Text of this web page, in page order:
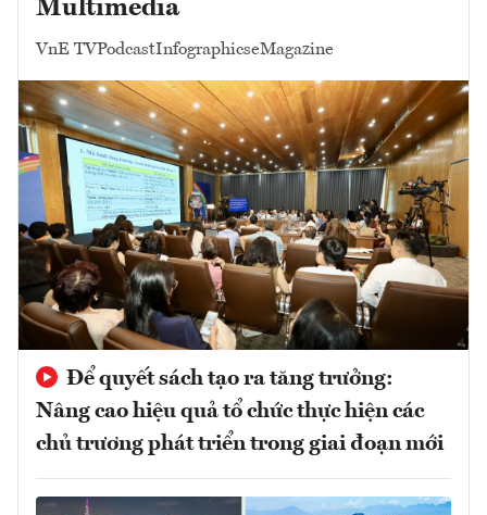
Multimedia
VnE TVPodcastInfographicseMagazine
Để quyết sách tạo ra tăng trưởng:
Nâng cao hiệu quả tổ chức thực hiện các
chủ trương phát triển trong giai đoạn mới